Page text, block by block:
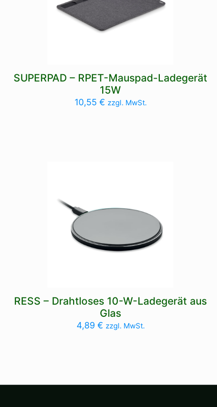
SUPERPAD – RPET-Mauspad-Ladegerät
15W
10,55 € zzgl. MwSt.
RESS – Drahtloses 10-W-Ladegerät aus
Glas
4,89 € zzgl. MwSt.